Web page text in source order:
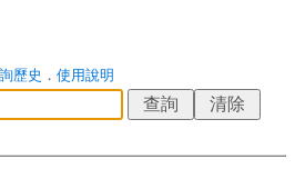
歷史 ． 使用說明